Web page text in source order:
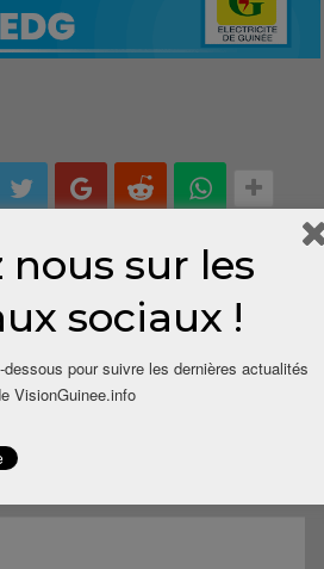
nous sur les
sociaux !
pour suivre les dernières actualités
VisionGuinee.info